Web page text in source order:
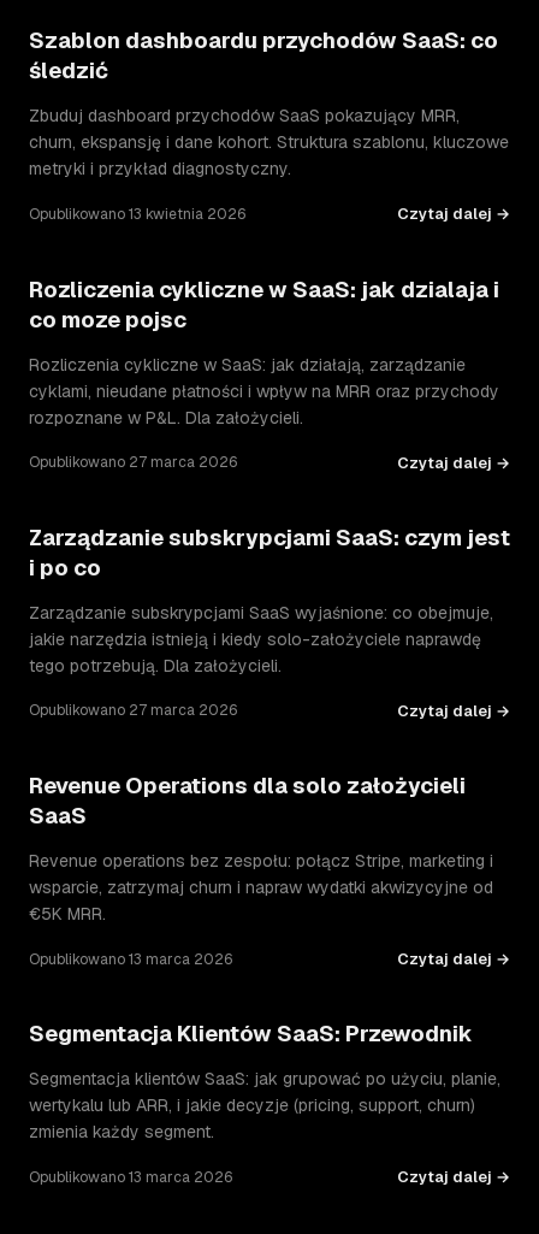
Szablon dashboardu przychodów SaaS: co
śledzić
Zbuduj dashboard przychodów SaaS pokazujący MRR,
churn, ekspansję i dane kohort. Struktura szablonu, kluczowe
metryki i przykład diagnostyczny.
Opublikowano 13 kwietnia 2026 Czytaj dalej →
Rozliczenia cykliczne w SaaS: jak dzialaja i
co moze pojsc
Rozliczenia cykliczne w SaaS: jak działają, zarządzanie
cyklami, nieudane płatności i wpływ na MRR oraz przychody
rozpoznane w P&L. Dla założycieli.
Opublikowano 27 marca 2026 Czytaj dalej →
Zarządzanie subskrypcjami SaaS: czym jest
i po co
Zarządzanie subskrypcjami SaaS wyjaśnione: co obejmuje,
jakie narzędzia istnieją i kiedy solo-założyciele naprawdę
tego potrzebują. Dla założycieli.
Opublikowano 27 marca 2026 Czytaj dalej →
Revenue Operations dla solo założycieli
SaaS
Revenue operations bez zespołu: połącz Stripe, marketing i
wsparcie, zatrzymaj churn i napraw wydatki akwizycyjne od
€5K MRR.
Opublikowano 13 marca 2026 Czytaj dalej →
Segmentacja Klientów SaaS: Przewodnik
Segmentacja klientów SaaS: jak grupować po użyciu, planie,
wertykalu lub ARR, i jakie decyzje (pricing, support, churn)
zmienia każdy segment.
Opublikowano 13 marca 2026 Czytaj dalej →